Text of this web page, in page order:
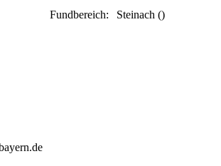
Fundbereich: Steinach ()